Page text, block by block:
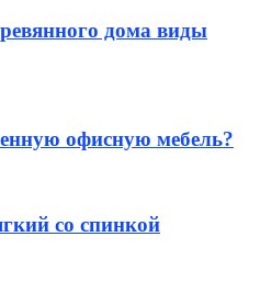
дома виды
офисную мебель?
со спинкой